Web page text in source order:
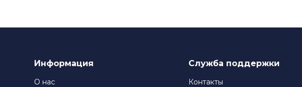
Информация
О нас
Служба поддержки
Контакты